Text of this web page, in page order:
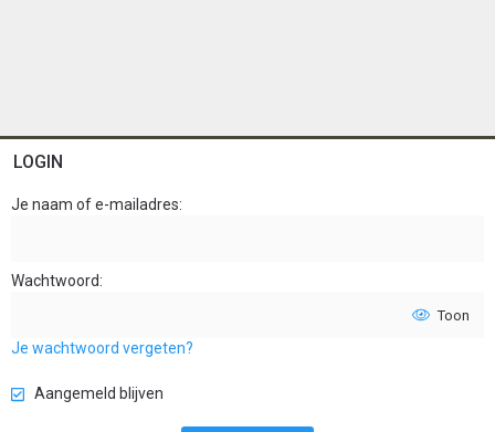
LOGIN
Je naam of e-mailadres
Wachtwoord
Toon
Je wachtwoord vergeten?
Aangemeld blijven